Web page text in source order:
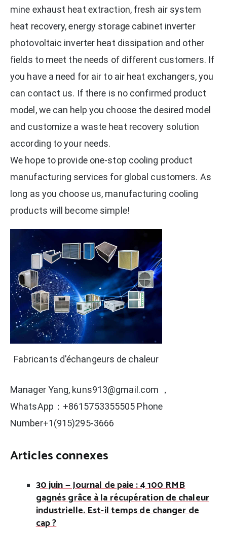
mine exhaust heat extraction, fresh air system
heat recovery, energy storage cabinet inverter
photovoltaic inverter heat dissipation and other
fields to meet the needs of different customers. If
you have a need for air to air heat exchangers, you
can contact us. If there is no confirmed product
model, we can help you choose the desired model
and customize a waste heat recovery solution
according to your needs.
We hope to provide one-stop cooling product
manufacturing services for global customers. As
long as you choose us, manufacturing cooling
products will become simple!
Fabricants d'échangeurs de chaleur
Manager Yang, kuns913@gmail.com ，
WhatsApp：+8615753355505 Phone
Number+1(915)295-3666
Articles connexes
30 juin — Journal de paie : 4 100 RMB
gagnés grâce à la récupération de chaleur
industrielle. Est-il temps de changer de
cap ?